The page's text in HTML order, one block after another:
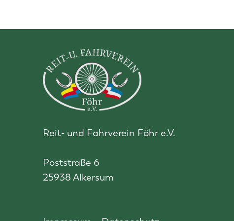
Reit- und Fahrverein Föhr e.V.
Poststraße 6
25938 Alkersum